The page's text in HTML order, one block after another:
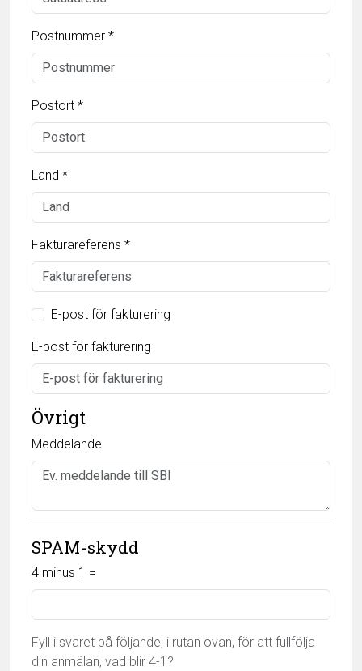
Postnummer *
Postort *
Land *
Fakturareferens *
E-post för fakturering
E-post för fakturering
Övrigt
Meddelande
SPAM-skydd
4 minus 1 =
Fyll i svaret på följande, i rutan ovan, för att fullfölja
din anmälan, vad blir 4-1?